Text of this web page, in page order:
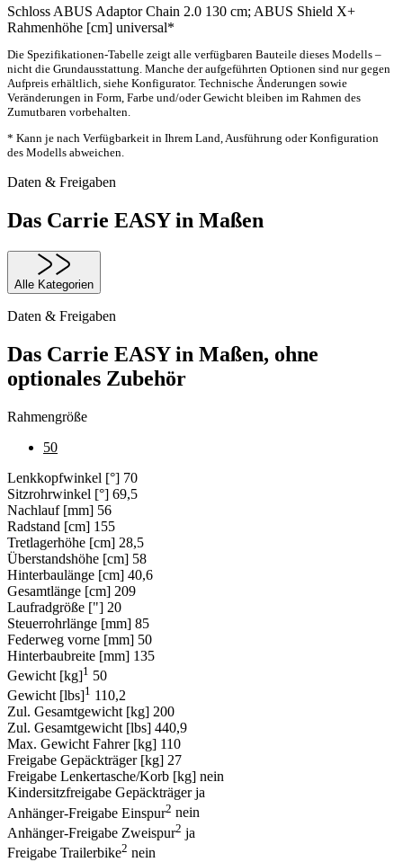
Schloss ABUS Adaptor Chain 2.0 130 cm; ABUS Shield X+
Rahmenhöhe [cm] universal*
Die Spezifikationen-Tabelle zeigt alle verfügbaren Bauteile dieses Modells –
nicht die Grundausstattung. Manche der aufgeführten Optionen sind nur gegen
Aufpreis erhältlich, siehe Konfigurator. Technische Änderungen sowie
Veränderungen in Form, Farbe und/oder Gewicht bleiben im Rahmen des
Zumutbaren vorbehalten.
* Kann je nach Verfügbarkeit in Ihrem Land, Ausführung oder Konfiguration
des Modells abweichen.
Daten & Freigaben
Das Carrie EASY in Maßen
Alle Kategorien
Daten & Freigaben
Das Carrie EASY in Maßen, ohne
optionales Zubehör
Rahmengröße
50
Lenkkopfwinkel [°] 70
Sitzrohrwinkel [°] 69,5
Nachlauf [mm] 56
Radstand [cm] 155
Tretlagerhöhe [cm] 28,5
Überstandshöhe [cm] 58
Hinterbaulänge [cm] 40,6
Gesamtlänge [cm] 209
Laufradgröße ["] 20
Steuerrohrlänge [mm] 85
Federweg vorne [mm] 50
Hinterbaubreite [mm] 135
Gewicht [kg]1 50
Gewicht [lbs]1 110,2
Zul. Gesamtgewicht [kg] 200
Zul. Gesamtgewicht [lbs] 440,9
Max. Gewicht Fahrer [kg] 110
Freigabe Gepäckträger [kg] 27
Freigabe Lenkertasche/Korb [kg] nein
Kindersitzfreigabe Gepäckträger ja
Anhänger-Freigabe Einspur2 nein
Anhänger-Freigabe Zweispur2 ja
Freigabe Trailerbike2 nein